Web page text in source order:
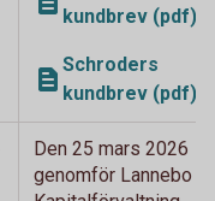
kundbrev (pdf)
Schroders
kundbrev (pdf)
Den 25 mars 2026
genomför Lannebo